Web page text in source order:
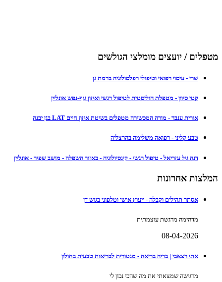
מטפלים / יועצים מומלצי הגולשים
שרי - עיסוי רפואי וטיפולי רפלסולוגיה ברמת גן
קטי סיוון - מטפלת הוליסטית לטיפול רגשי ואיזון גוף-נפש אונליין
אורית ענבר - מורה המכשירה מטפלים בשיטת איזון חיים LAT בגן יבנה
טבע קליני - רפואה משלימה בהרצליה
דנה גיל עזריאל - טיפול רגשי - קינסיולוגיה - באזור השפלה - מושב שפיר - אונליין
המלצות אחרונות
אסתר תהילים וקבלה - ייעוץ אישי וטלפוני בגוש דן
מדהימה מרגשת עוצמתית
08-04-2026
אתי רצאבי | בריה בריאה - מנטורית לבריאות טבעית בחולון
מרגישה שמצאתי את מה שהכי נכון לי